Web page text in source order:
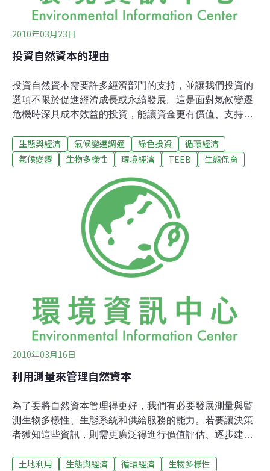
2010年03月23日
投資自然資本的理由
投資自然資本需要許多經濟部門的支持，並讓我們投資的
選項不限於促進經濟成長或永續發展。這是面對氣候變遷
危機時深具成本效益的投資，能讓資金更有價值、支持當
濟部門都依賴自然資本而生。此外，生物多樣性也保護人
類免於自然災害和確保糧食供應的安全與健康。圖表一說
定生態系統服務潛在的範圍，更不用說要善加運用了。要
把自然資本管理好是有可能的，雖然目前仍有許多理由導
致缺乏效率的管理，例如以狹義的GDP概念進行決策、欠
缺對生態系統價值的認知、不充足的法律架構、難以符合
公益的私利、貧乏的治理。若將這些障礙移除，自然能得
到好的回饋。若是能將自然資本管理得更好，未來將會獲
得更佳的財政回饋。對減緩與適應氣候變遷進行投資為了
案更具成本效益的方式，來減緩氣候變遷帶來的影響。
生態與經濟 氣候變遷調適 綠色投資
循環經濟
氣候變遷
生物多樣性 環境經濟 TEEB 生態保育
2010年03月16日
利用測量來管理自然資本
為了要將自然資本管理得更好，我們有必要發展測量與監
測生物多樣性、生態系統和供給服務的能力。若要讓決策
者獲知這些資訊，則需更廣泛得進行價值評估、逐步建立
宏觀經濟的指標與會計帳中。我們若無法像測量人為的資
土地利用 生態與經濟 循環經濟
生物多樣性